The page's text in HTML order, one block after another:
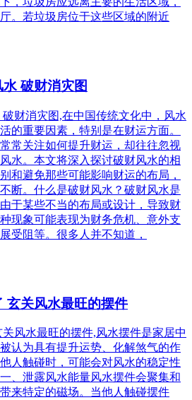
。若垃圾房位于这些区域的附近
破财消灾图
财消灾图,在中国传统文化中，风水
的重要因素，特别是在财运方面。
常关注如何提升财运，却往往忽视
水。本文将深入探讨破财风水的相
和避免那些可能影响财运的布局，
断。什么是破财风水？破财风水是
于某些不当的布局或设计，导致财
现象可能表现为财务危机、意外支
受阻等。很多人并不知道，
玄关风水最旺的摆件
风水最旺的摆件,风水摆件是家居中
认为具有提升运势、化解煞气的作
人触碰时，可能会对风水的稳定性
、泄露风水能量风水摆件会聚集和
来特定的磁场。当他人触碰摆件